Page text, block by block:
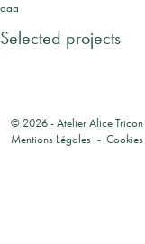
aaa
Selected projects
© 2026 -Atelier Alice
Mentions Légales
Cookies